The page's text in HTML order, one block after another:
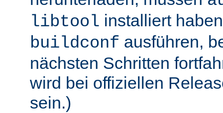
libtool installiert
buildconf ausführen,
nächsten Schritten
wird bei offiziellen
sein.)